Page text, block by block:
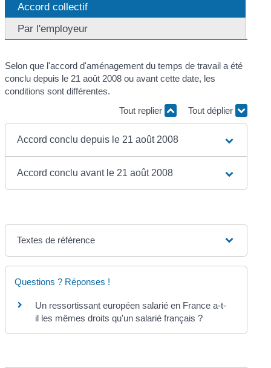
Accord collectif
Par l'employeur
Selon que l'accord d'aménagement du temps de travail a été
conclu depuis le 21 août 2008 ou avant cette date, les
conditions sont différentes.
Tout replier
Tout déplier
Accord conclu depuis le 21 août 2008
Accord conclu avant le 21 août 2008
Textes de référence
Questions ? Réponses !
Un ressortissant européen salarié en France a-t-
il les mêmes droits qu'un salarié français ?